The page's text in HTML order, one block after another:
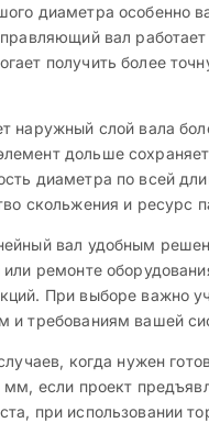
диаметра особенно
вал
получить более
наружный слой вала
дольше
диаметра по всей
скольжения и ресурс
вал удобным
или ремонте
При выборе важно
и требованиям вашей
когда нужен
если проект
при использовании